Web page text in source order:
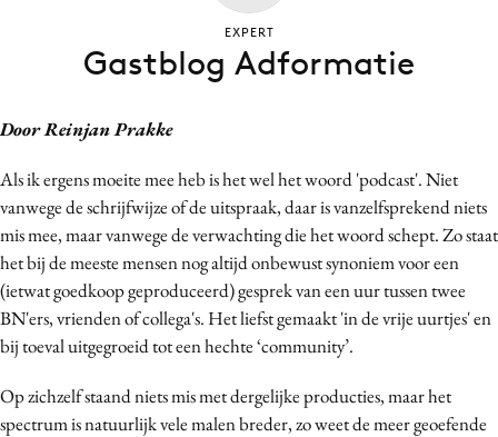
Campagnes
Contentmarketing
Customer Experience
Data & Insights
Design
Digital transformation
Diversiteit
Effectiviteit
Gedragsverandering
Influencer marketing
Door Reinjan Prakke
Als ik ergens moeite mee heb is het wel het woord 'podcast'. Niet
vanwege de schrijfwijze of de uitspraak, daar is vanzelfsprekend niets
mis mee, maar vanwege de verwachting die het woord schept. Zo staat
het bij de meeste mensen nog altijd onbewust synoniem voor een
(ietwat goedkoop geproduceerd) gesprek van een uur tussen twee
BN'ers, vrienden of collega's. Het liefst gemaakt 'in de vrije uurtjes' en
bij toeval uitgegroeid tot een hechte ‘community’.
Op zichzelf staand niets mis met dergelijke producties, maar het
spectrum is natuurlijk vele malen breder, zo weet de meer geoefende
EXPERT
Gastblog Adformatie